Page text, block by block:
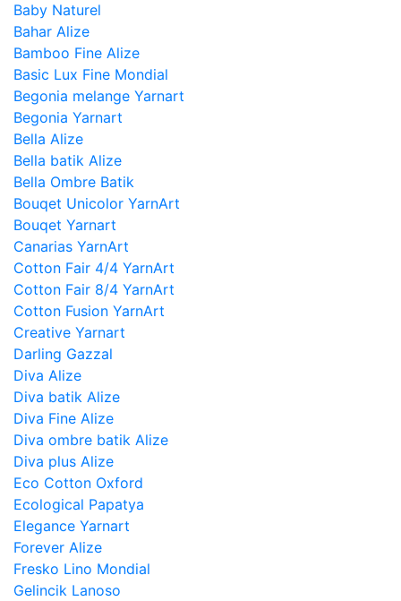
Baby Naturel
Bahar Alize
Bamboo Fine Alize
Basic Lux Fine Mondial
Begonia melange Yarnart
Begonia Yarnart
Bella Alize
Bella batik Alize
Bella Ombre Batik
Bouqet Unicolor YarnArt
Bouqet Yarnart
Canarias YarnArt
Cotton Fair 4/4 YarnArt
Cotton Fair 8/4 YarnArt
Cotton Fusion YarnArt
Creative Yarnart
Darling Gazzal
Diva Alize
Diva batik Alize
Diva Fine Alize
Diva ombre batik Alize
Diva plus Alize
Eco Cotton Oxford
Ecological Papatya
Elegance Yarnart
Forever Alize
Fresko Lino Mondial
Gelincik Lanoso